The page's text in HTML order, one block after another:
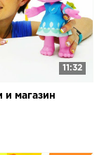
11:32
магазин